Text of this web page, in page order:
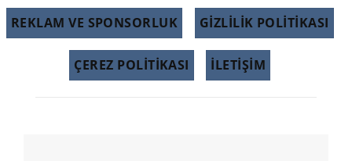
REKLAM VE SPONSORLUK GIZLILIK POLITIKASI
ÇEREZ POLITIKASI İLETİŞİM